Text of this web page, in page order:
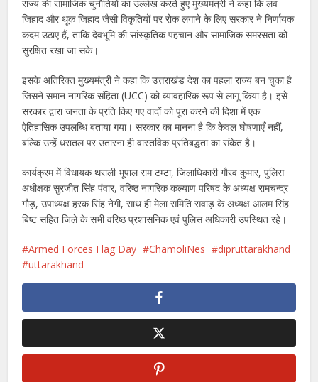
राज्य की सामाजिक चुनौतियों का उल्लेख करते हुए मुख्यमंत्री ने कहा कि लव
जिहाद और थूक जिहाद जैसी विकृतियों पर रोक लगाने के लिए सरकार ने निर्णायक
कदम उठाए हैं, ताकि देवभूमि की सांस्कृतिक पहचान और सामाजिक समरसता को
सुरक्षित रखा जा सके।
इसके अतिरिक्त मुख्यमंत्री ने कहा कि उत्तराखंड देश का पहला राज्य बन चुका है
जिसने समान नागरिक संहिता (UCC) को व्यावहारिक रूप से लागू किया है। इसे
सरकार द्वारा जनता के प्रति किए गए वादों को पूरा करने की दिशा में एक
ऐतिहासिक उपलब्धि बताया गया। सरकार का मानना है कि केवल घोषणाएँ नहीं,
बल्कि उन्हें धरातल पर उतारना ही वास्तविक प्रतिबद्धता का संकेत है।
कार्यक्रम में विधायक थराली भूपाल राम टम्टा, जिलाधिकारी गौरव कुमार, पुलिस
अधीक्षक सुरजीत सिंह पंवार, वरिष्ठ नागरिक कल्याण परिषद के अध्यक्ष रामचन्द्र
गौड़, उपाध्यक्ष हरक सिंह नेगी, साथ ही मेला समिति सवाड़ के अध्यक्ष आलम सिंह
बिष्ट सहित जिले के सभी वरिष्ठ प्रशासनिक एवं पुलिस अधिकारी उपस्थित रहे।
Armed Forces Flag Day ChamoliNes
dipruttarakhand
uttarakhand